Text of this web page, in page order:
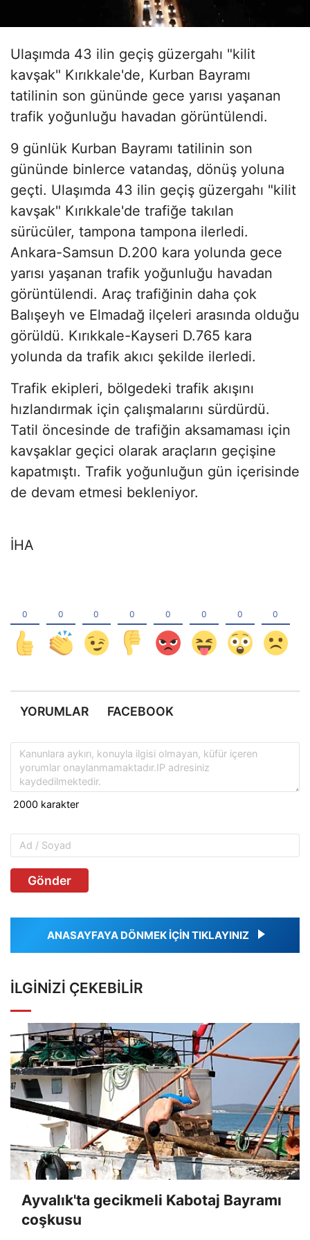
Ulaşımda 43 ilin geçiş güzergahı "kilit
kavşak" Kırıkkale'de, Kurban Bayramı
tatilinin son gününde gece yarısı yaşanan
trafik yoğunluğu havadan görüntülendi.
9 günlük Kurban Bayramı tatilinin son
gününde binlerce vatandaş, dönüş yoluna
geçti. Ulaşımda 43 ilin geçiş güzergahı "kilit
kavşak" Kırıkkale'de trafiğe takılan
sürücüler, tampona tampona ilerledi.
Ankara-Samsun D.200 kara yolunda gece
yarısı yaşanan trafik yoğunluğu havadan
görüntülendi. Araç trafiğinin daha çok
Balışeyh ve Elmadağ ilçeleri arasında olduğu
görüldü. Kırıkkale-Kayseri D.765 kara
yolunda da trafik akıcı şekilde ilerledi.
Trafik ekipleri, bölgedeki trafik akışını
hızlandırmak için çalışmalarını sürdürdü.
Tatil öncesinde de trafiğin aksamaması için
kavşaklar geçici olarak araçların geçişine
kapatmıştı. Trafik yoğunluğun gün içerisinde
de devam etmesi bekleniyor.
İHA
YORUMLAR FACEBOOK
Gönder
ANASAYFAYA DÖNMEK İÇİN TIKLAYINIZ
İLGINIZI ÇEKEBILIR
Ayvalık'ta gecikmeli Kabotaj Bayramı
coşkusu